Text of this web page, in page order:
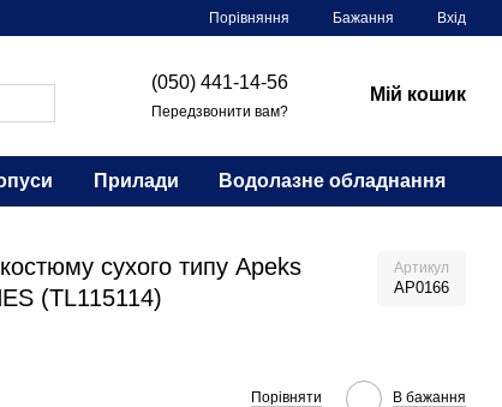
Порівняння Бажання Вхід
(050) 441-14-56
Передзвонити вам?
Мій кошик
Прилади Водолазне обладнання
сухого типу Apeks
(TL115114)
Артикул
AP0166
Порівняти В бажання